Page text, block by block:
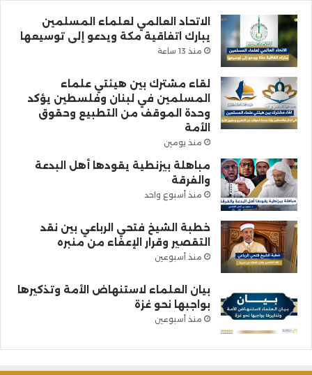
الاتحاد العالمي لعلماء المسلمين
يبارك اتفاقية مكة ويدعو إلى توسيعها
منذ 13 ساعة
لقاء مشترك بين هيئتي علماء
المسلمين في لبنان وفلسطين يؤكد
وحدة الموقف من التطبيع وحقوق
الأمة
منذ يومين
مباهلة بيزنطية يقودها أهل البدعة
والفرقة
منذ أسبوع واحد
خطبة الشيخ فتحي الرباعي بين نقد
التقصير وقرار الإعفاء من منبره
منذ أسبوعين
بيان العلماء لاستنهاض الأمة وتذكيرها
بواجبها نحو غزة
منذ أسبوعين